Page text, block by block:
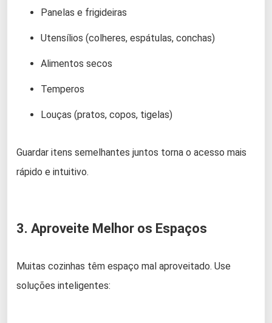
Panelas e frigideiras
Utensílios (colheres, espátulas, conchas)
Alimentos secos
Temperos
Louças (pratos, copos, tigelas)
Guardar itens semelhantes juntos torna o acesso mais
rápido e intuitivo.
3. Aproveite Melhor os Espaços
Muitas cozinhas têm espaço mal aproveitado. Use
soluções inteligentes: